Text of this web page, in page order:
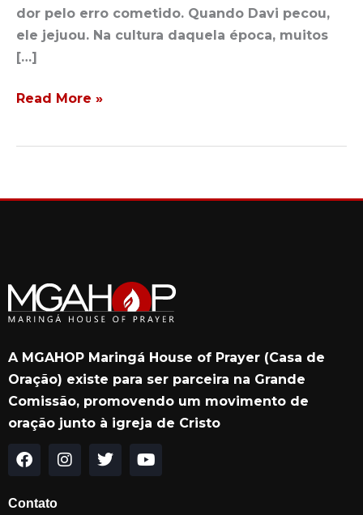
dor pelo erro cometido. Quando Davi pecou,
ele jejuou. Na cultura daquela época, muitos
[…]
Read More »
A MGAHOP Maringá House of Prayer (Casa de
Oração) existe para ser parceira na Grande
Comissão, promovendo um movimento de
oração junto à igreja de Cristo
F
c
I
T
Y
Contato